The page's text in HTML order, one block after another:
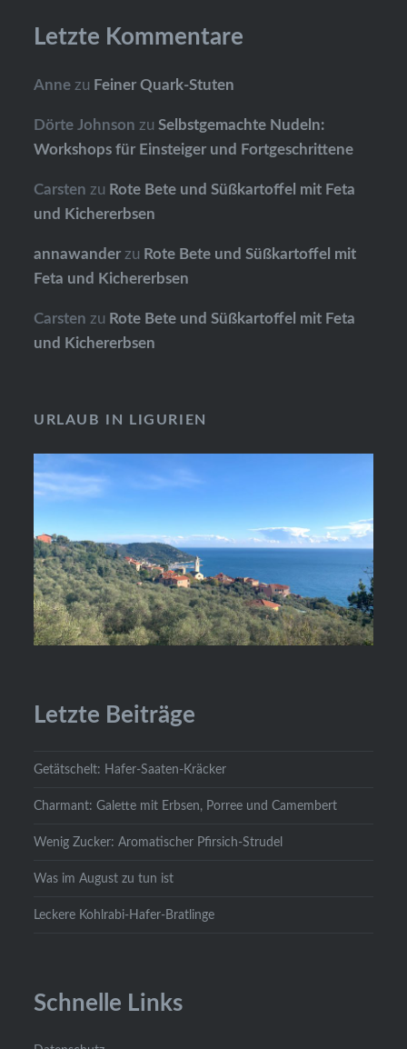
Letzte Kommentare
Anne zu Feiner Quark-Stuten
Dörte Johnson zuSelbstgemachte Nudeln:
Workshops für Einsteiger und Fortgeschrittene
Carsten zu Rote Bete und Süßkartoffel mit Feta
und Kichererbsen
annawander zu Rote Bete und Süßkartoffel mit
Feta und Kichererbsen
Carsten zu Rote Bete und Süßkartoffel mit Feta
und Kichererbsen
URLAUB IN LIGURIEN
Letzte Beiträge
Getätschelt: Hafer-Saaten-Kräcker
Charmant: Galette mit Erbsen, Porree und Camembert
Wenig Zucker: Aromatischer Pfirsich-Strudel
Was im August zu tun ist
Leckere Kohlrabi-Hafer-Bratlinge
Schnelle Links